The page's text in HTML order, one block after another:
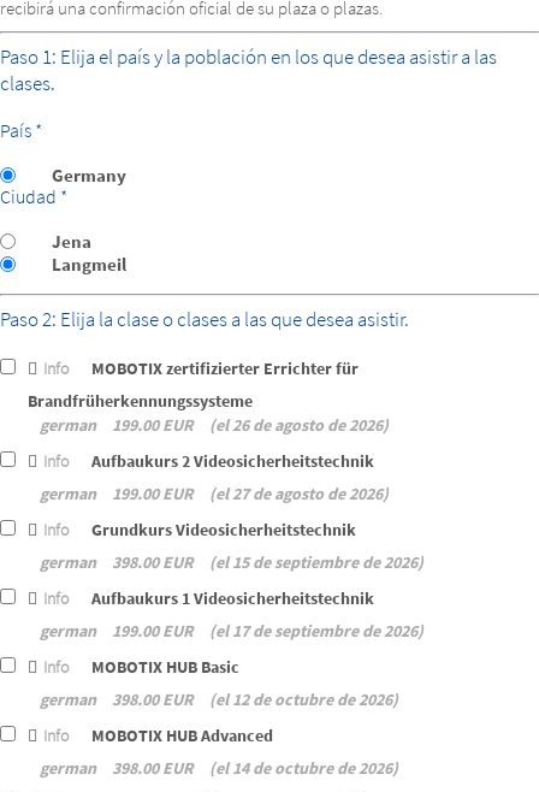
recibirá una confirmación oficial de su plaza o plazas.
Paso 1: Elija el país y la población en los que desea asistir a las
clases.
País *
Germany
Ciudad *
Jena
Langmeil
Paso 2: Elija la clase o clases a las que desea asistir.
Info
MOBOTIX zertifizierter Errichter für
Brandfrüherkennungssysteme
german
199.00 EUR
el 26 de agosto de 2026
Info
Aufbaukurs 2 Videosicherheitstechnik
german
199.00 EUR
el 27 de agosto de 2026
Info
Grundkurs Videosicherheitstechnik
german
398.00 EUR
el 15 de septiembre de 2026
Info
Aufbaukurs 1 Videosicherheitstechnik
german
199.00 EUR
el 17 de septiembre de 2026
Info
MOBOTIX HUB Basic
german
398.00 EUR
el 12 de octubre de 2026
Info
MOBOTIX HUB Advanced
german
398.00 EUR
el 14 de octubre de 2026